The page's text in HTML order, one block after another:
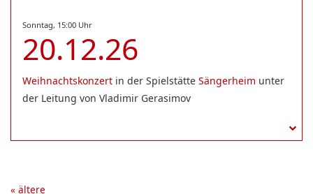
Sonntag, 15:00 Uhr
20.12.26
Weihnachtskonzert in der Spielstätte Sängerheim unter
der Leitung von Vladimir Gerasimov
« ältere